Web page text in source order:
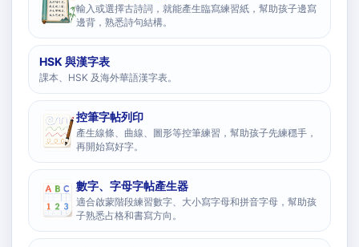
輸入或選擇古詩詞，就能產生臨寫練習紙，幫助孩子邊寫
邊背，熟悉詩句結構。
HSK 與漢字表
課本、HSK 及海外華語漢字表。
控筆字帖列印
產生線條、曲線、圖形等控筆練習，幫助孩子先練穩手，
再開始寫好字。
數字、字母字帖產生器
適合啟蒙階段練習數字、大小寫字母和拼音字母，幫助孩
子熟悉占格和書寫方向。